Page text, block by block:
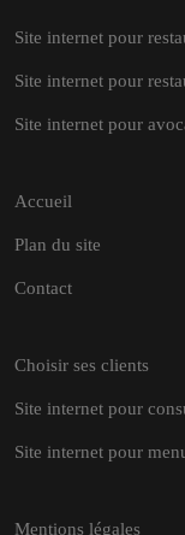
Site internet pour
Site internet pour
Site internet pour
Accueil
Plan du site
Contact
Choisir ses clients
Site internet pour
Site internet pour
Mentions légales